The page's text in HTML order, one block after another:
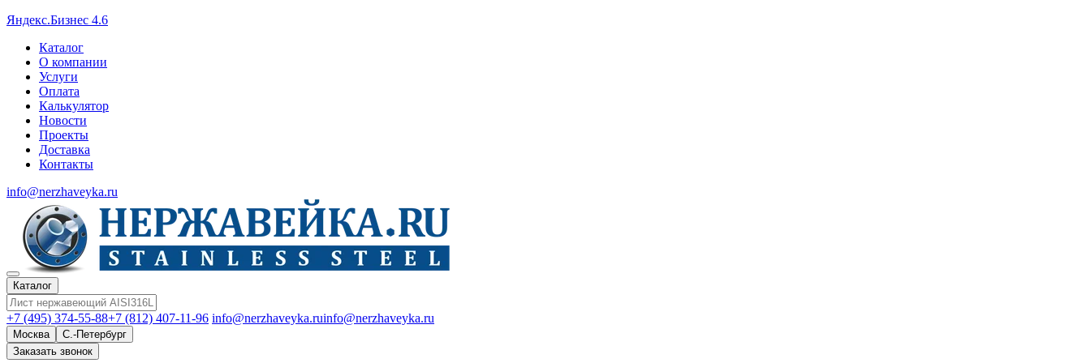
Яндекс.Бизнес 4.6
Каталог
О компании
Услуги
Оплата
Калькулятор
Новости
Проекты
Доставка
Контакты
info@nerzhaveyka.ru
Каталог
+7 (495) 374-55-88+7 (812) 407-11-96 info@nerzhaveyka.ruinfo@nerzhaveyka.ru
Москва
С.-Петербург
Заказать звонок